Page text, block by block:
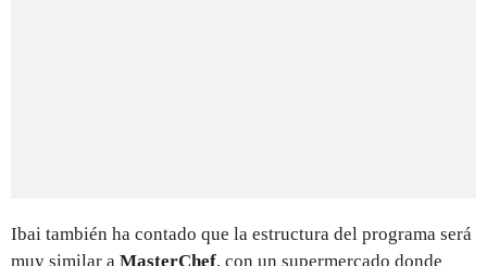
Ibai también ha contado que la estructura del programa será
muy similar a MasterChef, con un supermercado donde